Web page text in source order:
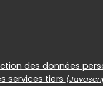
des données
services tiers